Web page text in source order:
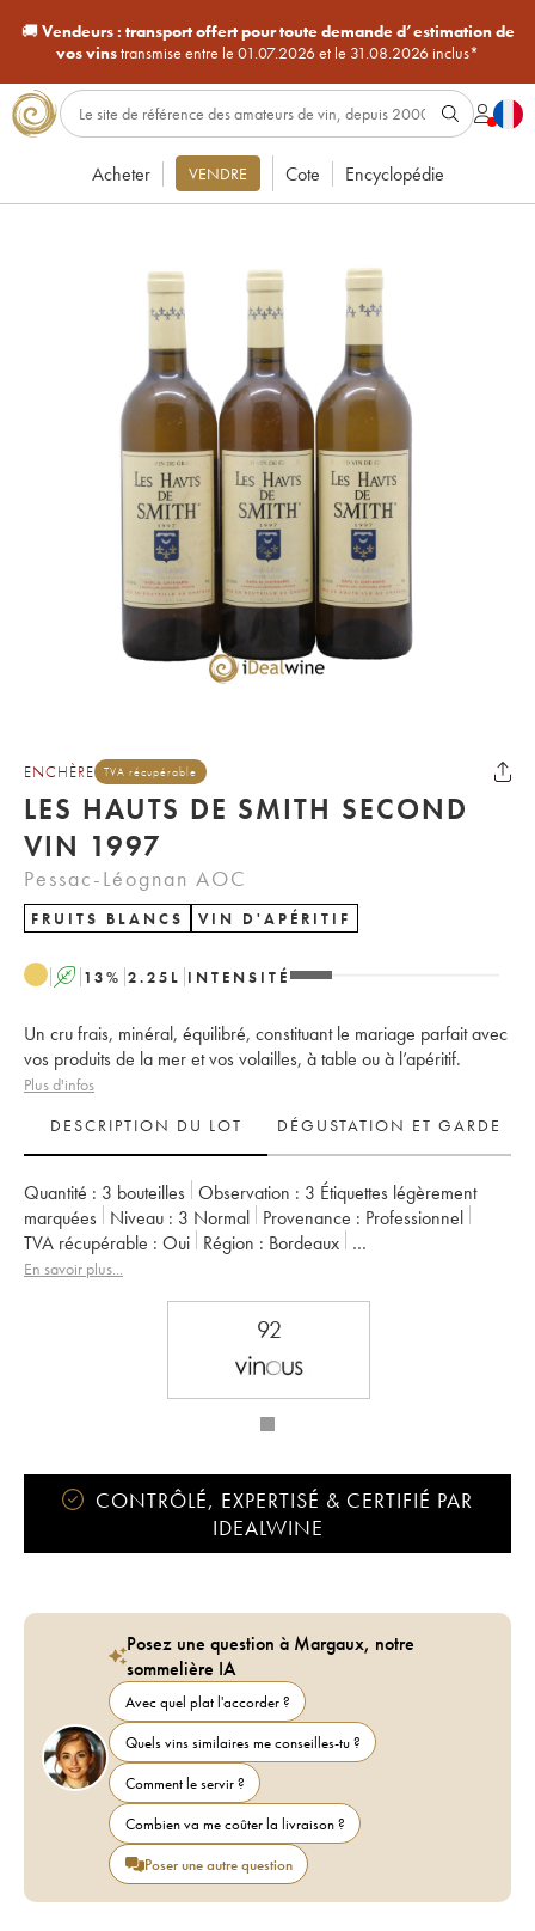
🚚Vendeurs : transport offert pour toute demande d’estimation de
vos vinstransmise entre le 01.07.2026 et le 31.08.2026 inclus*
Acheter VENDRE Cote Encyclopédie
ENCHÈRE TVA récupérable
LES HAUTS DE SMITH SECOND
VIN 1997
Pessac-Léognan AOC
FRUITS BLANCS VIN D'APÉRITIF
A 13% 2.25 L INTENSITÉ
Un cru frais, minéral, équilibré, constituant le mariage parfait avec
vos produits de la mer et vos volailles, à table ou à l’apéritif.
Plus d'infos
DESCRIPTION DU LOT
DÉGUSTATION ET GARDE
Quantité : 3 bouteilles Observation : 3 Étiquettes légèrement
marquées
Niveau : 3 Normal Provenance :
professionnel
TVA récupérable :
oui Région :
Bordeaux
Appellation :
En savoir plus...
92
CONTRÔLÉ, EXPERTISÉ & CERTIFIÉ PAR
IDEALWINE
Posez une question à Margaux, notre
sommelière IA
Avec quel plat l'accorder ?
Quels vins similaires me conseilles-tu ?
Comment le servir ?
Combien va me coûter la livraison ?
Poser une autre question